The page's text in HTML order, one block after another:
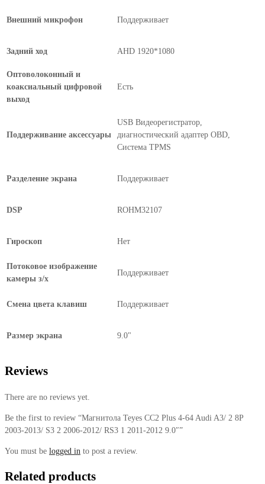
Внешний микрофон Поддерживает
Задний ход AHD 1920*1080
Оптоволоконный и
коаксиальный цифровой
выход
Есть
Поддерживание аксессуары
USB Видеорегистратор,
диагностический адаптер OBD,
Система TPMS
Разделение экрана Поддерживает
DSP ROHM32107
Гироскоп Нет
Потоковое изображение
камеры з/х
Поддерживает
Смена цвета клавиш Поддерживает
Размер экрана 9.0"
Reviews
There are no reviews yet.
Be the first to review “Магнитола Teyes CC2 Plus 4-64 Audi A3/ 2 8P
2003-2013/ S3 2 2006-2012/ RS3 1 2011-2012 9.0″”
You must be logged in to post a review.
Related products